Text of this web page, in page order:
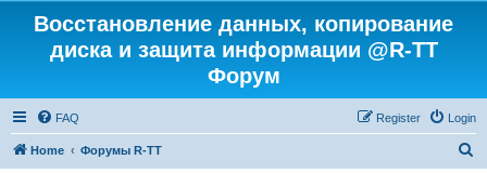
Восстановление данных, копирование
диска и защита информации @R-TT
Форум
FAQ Login
Register
Home Форумы R-TT